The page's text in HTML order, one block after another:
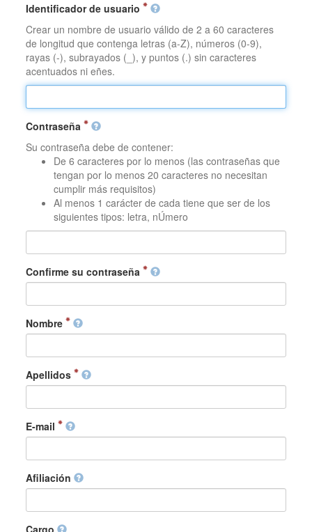
Identificador de usuario
Crear un nombre de usuario válido de 2 a 60 caracteres
de longitud que contenga letras (a-Z), números (0-9),
rayas (-), subrayados (_), y puntos (.) sin caracteres
acentuados ni eñes.
Contraseña
Su contraseña debe de contener:
De 6 caracteres por lo menos (las contraseñas que
tengan por lo menos 20 caracteres no necesitan
cumplir más requisitos)
Al menos 1 carácter de cada tiene que ser de los
siguientes tipos: letra, nÚmero
Confirme su contraseña
Nombre
Apellidos
E-mail
Afiliación
Cargo